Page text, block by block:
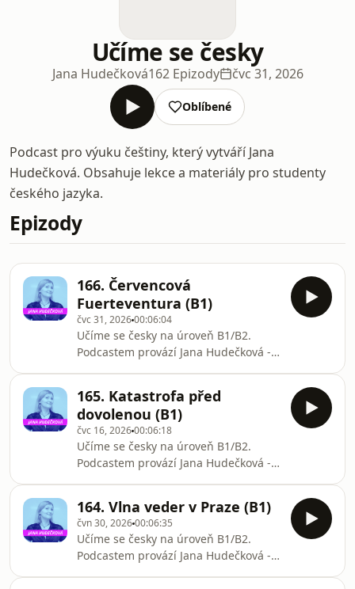
Učíme se česky
Jana Hudečková162 Epizody čvc 31, 2026
Oblíbené
Podcast pro výuku češtiny, který vytváří Jana
Hudečková. Obsahuje lekce a materiály pro studenty
českého jazyka.
Epizody
166. Červencová
Fuerteventura (B1)
čvc 31, 202600:06:04
Učíme se česky na úroveň B1/B2.
Podcastem provází Jana Hudečková -
jako cizí jazyk.Instagram
@janickahud#czech #češtinaznělka:
Suno
165. Katastrofa před
dovolenou (B1)
čvc 16, 202600:06:18
Učíme se česky na úroveň B1/B2.
Podcastem provází Jana Hudečková -
jako cizí jazyk.Instagram
@janickahud#czech #češtinaznělka:
Suno
164. Vlna veder v Praze (B1)
čvn 30, 202600:06:35
Učíme se česky na úroveň B1/B2.
Podcastem provází Jana Hudečková -